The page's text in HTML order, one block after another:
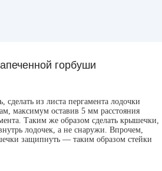
горбуши
сделать из листа пергамента лодочки
максимум оставив 5 мм расстояния
Таким же образом сделать крышечки,
лодочек, а не снаружи. Впрочем,
защипнуть — таким образом стейки